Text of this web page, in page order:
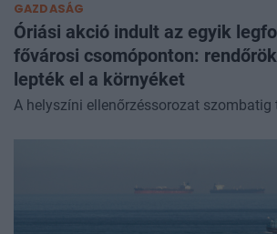
GAZDASÁG
Óriási akció indult az egyik
fővárosi csomóponton:
lepték el a környéket
A helyszíni ellenőrzéssorozat szombatig